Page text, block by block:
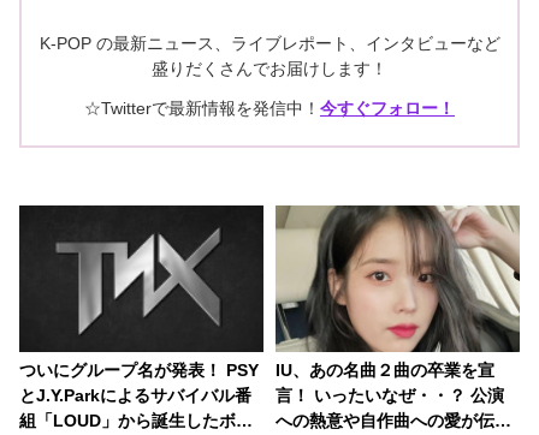
K-POP の最新ニュース、ライブレポート、インタビューなど
盛りだくさんでお届けします！
☆Twitterで最新情報を発信中！ 今すぐフォロー！
ついにグループ名が発表！ PSY
とJ.Y.Parkによるサバイバル番
組「LOUD」から誕生したボー
IU、あの名曲２曲の卒業を宣
言！ いったいなぜ・・？ 公演
への熱意や自作曲への愛が伝わ